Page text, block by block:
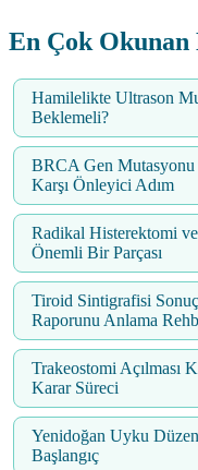
En Çok
Hamilelikte Ultrason
Beklemeli?
BRCA Gen Mutasyonu
Karşı Önleyici Adım
Radikal Histerektomi
Önemli Bir Parçası
Tiroid Sintigrafisi
Raporunu Anlama
Trakeostomi Açılması
Karar Süreci
Yenidoğan Uyku
Başlangıç